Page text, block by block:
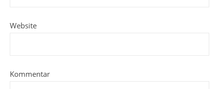
Website
Kommentar